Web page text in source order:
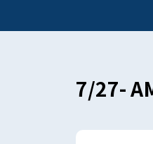
7/27-